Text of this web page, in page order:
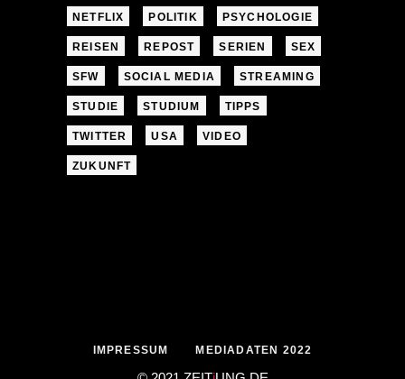
NETFLIX POLITIK PSYCHOLOGIE
REISEN REPOST SERIEN SEX
SFW SOCIAL MEDIA STREAMING
STUDIE STUDIUM TIPPS
TWITTER USA VIDEO
ZUKUNFT
IMPRESSUM MEDIADATEN 2022